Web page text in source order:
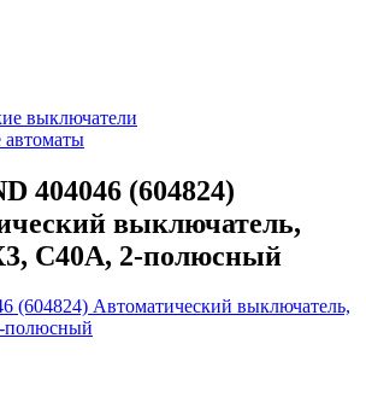
выключатели
404046 (604824)
выключатель,
С40A, 2-полюсный